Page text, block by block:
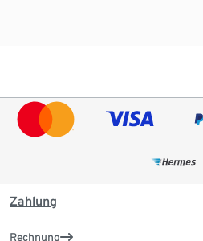
Zahlung
Rechnung